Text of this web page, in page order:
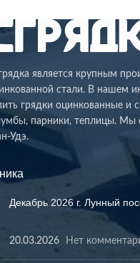
является крупным
стали. В нашем
грядки оцинкованные и
парники, теплицы. Мы
Удэ.
Декабрь 2026 г. Лунный
20.03.2026 Нет